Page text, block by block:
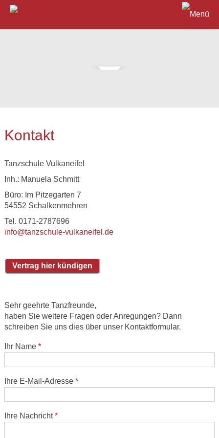
Kontakt
Tanzschule Vulkaneifel
Inh.: Manuela Schmitt
Büro: Im Pitzegarten 7
54552 Schalkenmehren
Tel. 0171-2787696
info@tanzschule-vulkaneifel.de
Sehr geehrte Tanzfreunde,
haben Sie weitere Fragen oder Anregungen? Dann
schreiben Sie uns dies über unser Kontaktformular.
Ihr Name *
Ihre E-Mail-Adresse *
Ihre Nachricht*